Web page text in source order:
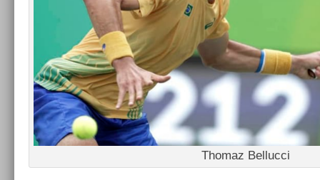
Thomaz Be­lluc­ci